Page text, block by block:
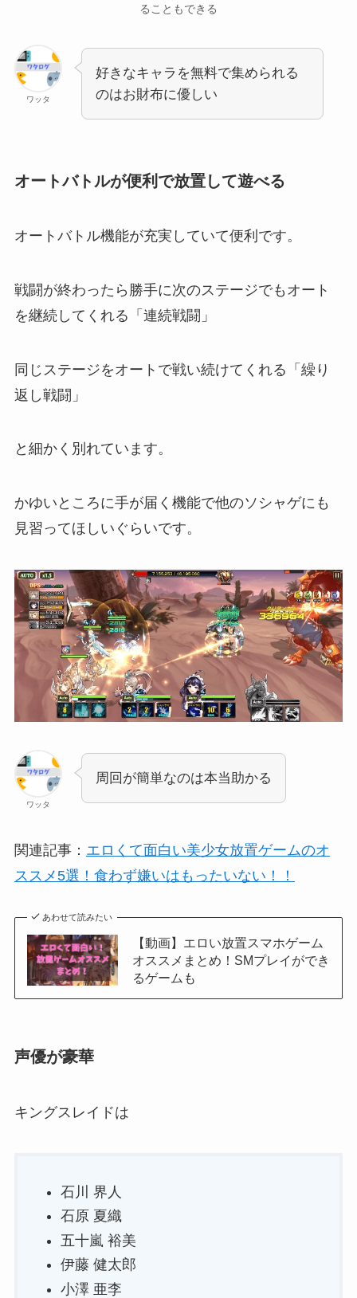
ることもできる
ワッタ
好きなキャラを無料で集められる
のはお財布に優しい
オートバトルが便利で放置して遊べる
オートバトル機能が充実していて便利です。
戦闘が終わったら勝手に次のステージでもオート
を継続してくれる「連続戦闘」
同じステージをオートで戦い続けてくれる「繰り
返し戦闘」
と細かく別れています。
かゆいところに手が届く機能で他のソシャゲにも
見習ってほしいぐらいです。
ワッタ
周回が簡単なのは本当助かる
関連記事： エロくて面白い美少女放置ゲームのオ
ススメ5選！食わず嫌いはもったいない！！
あわせて読みたい
【動画】エロい放置スマホゲーム
オススメまとめ！SMプレイができ
るゲームも
声優が豪華
キングスレイドは
石川 界人
石原 夏織
五十嵐 裕美
伊藤 健太郎
小澤 亜李